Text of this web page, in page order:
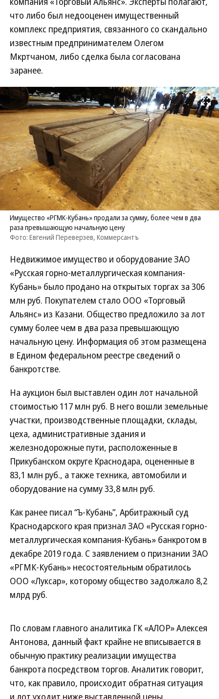
что либо был недооценен имущественный
комплекс предприятия, связанного со скандально
известным предпринимателем Олегом
Мкртчаном, либо сделка была согласована
заранее.
Развернуть
Имущество «РГМК-Кубань» продали за сумму, более чем в два
раза превышающую начальную цену
Фото: Евгений Переверзев, Коммерсантъ
Недвижимое имущество и оборудование ЗАО
«Русская горно-металлургическая компания-
Кубань» было продано на открытых торгах за 306
млн руб. Покупателем стало ООО «Торговый
Альянс» из Казани. Общество предложило за лот
сумму более чем в два раза превышающую
начальную цену. Информация об этом размещена
в Едином федеральном реестре сведений о
банкротстве.
На аукцион был выставлен один лот начальной
стоимостью 117 млн руб. В него вошли земельные
участки, производственные площадки, склады,
цеха, административные здания и
железнодорожные пути, расположенные в
Прикубанском округе Краснодара, оцененные в
83,1 млн руб., а также техника, автомобили и
оборудование на сумму 33,8 млн руб.
Как ранее писал “Ъ-Кубань”, Арбитражный суд
Краснодарского края признал ЗАО «Русская горно-
металлургическая компания-Кубань» банкротом в
декабре 2019 года. С заявлением о признании ЗАО
«РГМК-Кубань» несостоятельным обратилось
ООО «Луксар», которому общество задолжало 8,2
млрд руб.
По словам главного аналитика ГК «АЛОР» Алексея
Антонова, данный факт крайне не вписывается в
обычную практику реализации имущества
банкрота посредством торгов. Аналитик говорит,
что, как правило, происходит обратная ситуация
и лот уходит ниже выставленной цены.